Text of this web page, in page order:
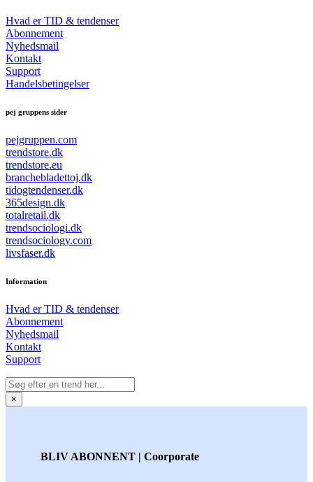
Hvad er TID & tendenser
Abonnement
Nyhedsmail
Kontakt
Support
Handelsbetingelser
pej gruppens sider
pejgruppen.com
trendstore.dk
trendstore.eu
branchebladettoj.dk
tidogtendenser.dk
365design.dk
totalretail.dk
trendsociologi.dk
trendsociology.com
livsfaser.dk
Information
Hvad er TID & tendenser
Abonnement
Nyhedsmail
Kontakt
Support
×
BLIV ABONNENT | Coorporate